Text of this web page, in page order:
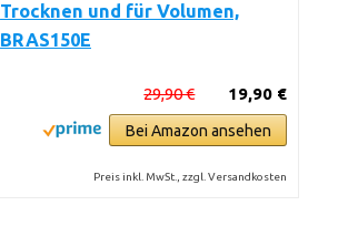
Trocknen und für Volumen,
BRAS150E
19,90 €
29,90 €
Bei Amazon ansehen
Preis inkl. MwSt., zzgl. Versandkosten